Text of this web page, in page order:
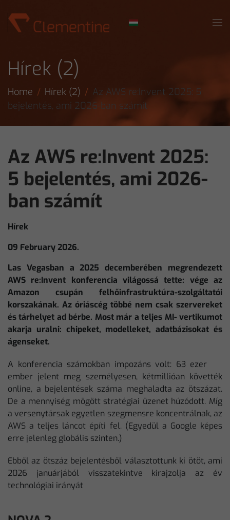
Skip to main content
Hírek (2)
Home Hírek (2)
Az AWS re:Invent 2025: 5
bejelentés, ami 2026-ban számít
Az AWS re:Invent 2025:
5 bejelentés, ami 2026-
ban számít
Hírek
09 February 2026.
Las Vegasban a 2025 decemberében megrendezett
AWS re:Invent konferencia világossá tette: vége az
Amazon csupán felhőinfrastruktúra-szolgáltatói
korszakának. Az óriáscég többé nem csak szervereket
és tárhelyet ad bérbe. Most már a teljes MI- vertikumot
akarja uralni: chipeket, modelleket, adatbázisokat és
ágenseket.
A konferencia számokban impozáns volt: 63 ezer
ember jelent meg személyesen, kétmillióan követték
online, a bejelentések száma meghaladta az ötszázat.
De a mennyiség mögött stratégiai üzenet húzódott. Míg
a versenytársak egyetlen szegmensre koncentrálnak, az
AWS a teljes láncot építi fel. (Egyedül a Google képes
erre jelenleg globális szinten.)
Ebből az ötszáz bejelentésből választottunk ki ötöt, ami
2026 januárjából visszatekintve kirajzolja az év
technológiai irányát